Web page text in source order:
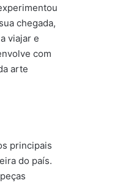
chegada,
viajar e
com
arte
principais
do país.